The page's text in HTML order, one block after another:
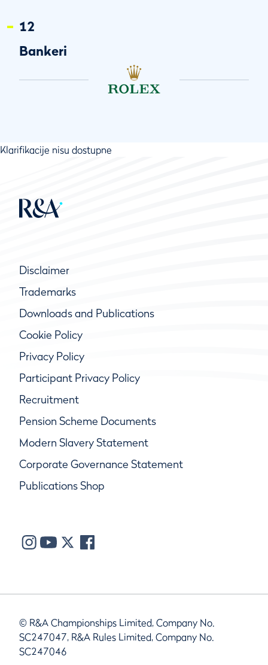
12
Bankeri
Klarifikacije nisu dostupne
Disclaimer
Trademarks
Downloads and Publications
Cookie Policy
Privacy Policy
Participant Privacy Policy
Recruitment
Pension Scheme Documents
Modern Slavery Statement
Corporate Governance Statement
Publications Shop
© R&A Championships Limited, Company No.
SC247047, R&A Rules Limited, Company No.
SC247046